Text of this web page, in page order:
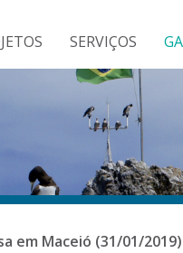
SERVIÇOS
em Maceió (31/01/2019)